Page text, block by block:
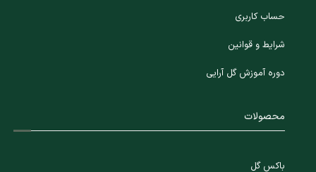
حساب کاربری
شرایط و قوانین
دوره آموزش گل آرایی
محصولات
باکس گل